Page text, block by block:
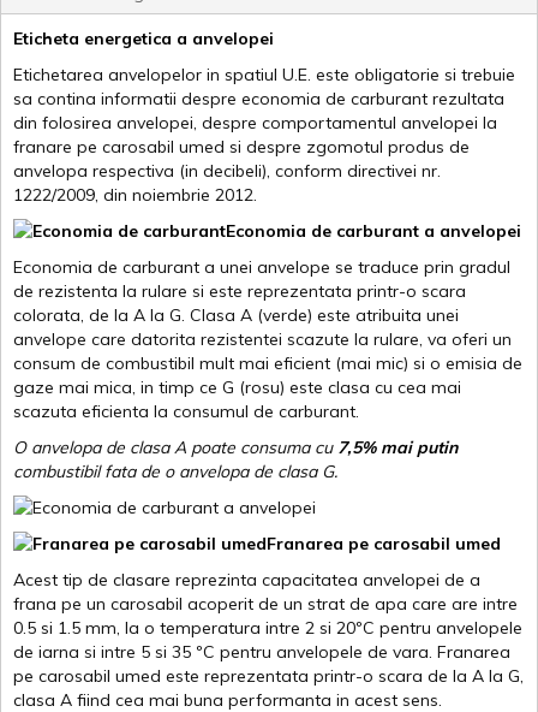
Eticheta energetica a anvelopei
Etichetarea anvelopelor in spatiul U.E. este obligatorie si trebuie
sa contina informatii despre economia de carburant rezultata
din folosirea anvelopei, despre comportamentul anvelopei la
franare pe carosabil umed si despre zgomotul produs de
anvelopa respectiva (in decibeli), conform directivei nr.
1222/2009, din noiembrie 2012.
Economia de carburant a anvelopei
Economia de carburant a unei anvelope se traduce prin gradul
de rezistenta la rulare si este reprezentata printr-o scara
colorata, de la A la G. Clasa A (verde) este atribuita unei
anvelope care datorita rezistentei scazute la rulare, va oferi un
consum de combustibil mult mai eficient (mai mic) si o emisia de
gaze mai mica, in timp ce G (rosu) este clasa cu cea mai
scazuta eficienta la consumul de carburant.
O anvelopa de clasa A poate consuma cu 7,5% mai putin
combustibil fata de o anvelopa de clasa G.
Franarea pe carosabil umed
Acest tip de clasare reprezinta capacitatea anvelopei de a
frana pe un carosabil acoperit de un strat de apa care are intre
0.5 si 1.5 mm, la o temperatura intre 2 si 20ºC pentru anvelopele
de iarna si intre 5 si 35 ºC pentru anvelopele de vara. Franarea
pe carosabil umed este reprezentata printr-o scara de la A la G,
clasa A fiind cea mai buna performanta in acest sens.